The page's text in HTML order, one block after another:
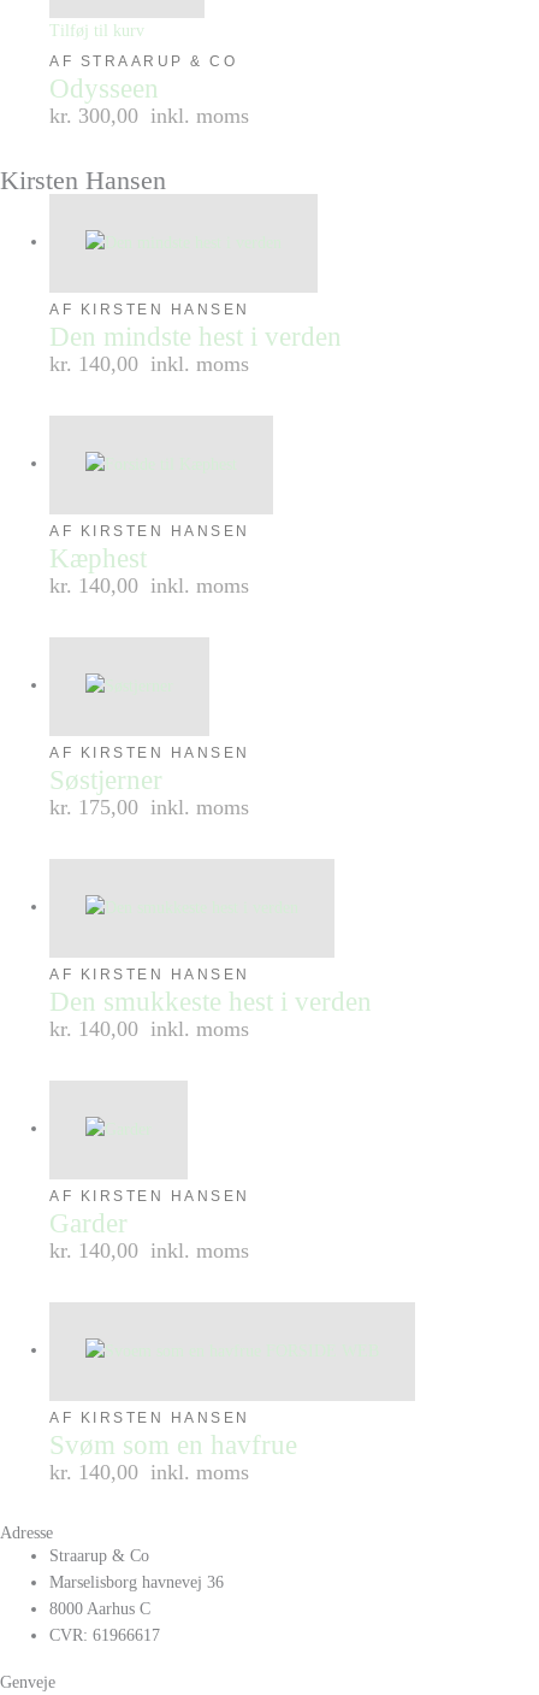
Tilføj til kurv
AF STRAARUP & CO
Odysseen
kr. 300,00 inkl. moms
Kirsten Hansen
AF KIRSTEN HANSEN
Den mindste hest i verden
kr. 140,00 inkl. moms
AF KIRSTEN HANSEN
Kæphest
kr. 140,00 inkl. moms
AF KIRSTEN HANSEN
Søstjerner
kr. 175,00 inkl. moms
AF KIRSTEN HANSEN
Den smukkeste hest i verden
kr. 140,00 inkl. moms
AF KIRSTEN HANSEN
Garder
kr. 140,00 inkl. moms
AF KIRSTEN HANSEN
Svøm som en havfrue
kr. 140,00 inkl. moms
Adresse
Straarup & Co
Marselisborg havnevej 36
8000 Aarhus C
CVR: 61966617
Genveje